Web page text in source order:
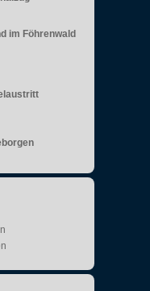
im Föhrenwald